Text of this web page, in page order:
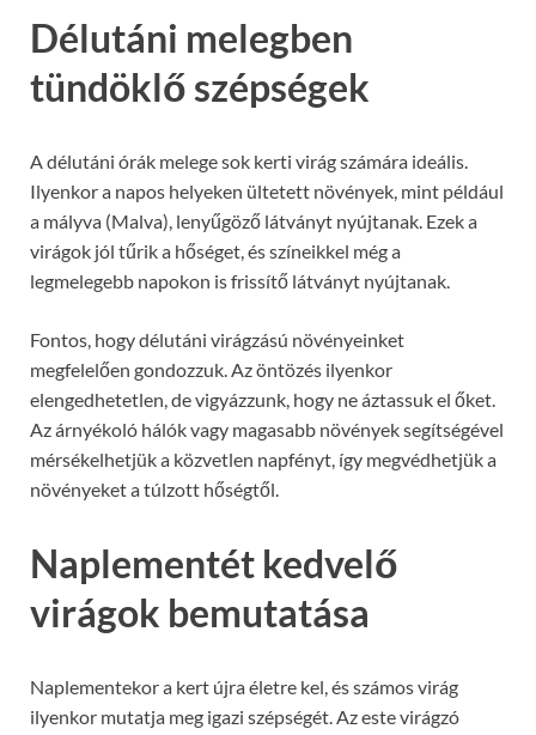
Délutáni melegben
tündöklő szépségek
A délutáni órák melege sok kerti virág számára ideális.
Ilyenkor a napos helyeken ültetett növények, mint például
a mályva (Malva), lenyűgöző látványt nyújtanak. Ezek a
virágok jól tűrik a hőséget, és színeikkel még a
legmelegebb napokon is frissítő látványt nyújtanak.
Fontos, hogy délutáni virágzású növényeinket
megfelelően gondozzuk. Az öntözés ilyenkor
elengedhetetlen, de vigyázzunk, hogy ne áztassuk el őket.
Az árnyékoló hálók vagy magasabb növények segítségével
mérsékelhetjük a közvetlen napfényt, így megvédhetjük a
növényeket a túlzott hőségtől.
Naplementét kedvelő
virágok bemutatása
Naplementekor a kert újra életre kel, és számos virág
ilyenkor mutatja meg igazi szépségét. Az este virágzó